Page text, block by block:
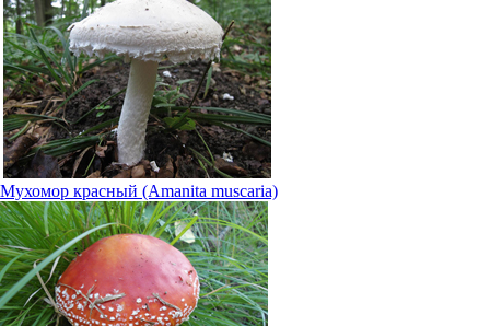
Мухомор красный (Amanita muscaria)